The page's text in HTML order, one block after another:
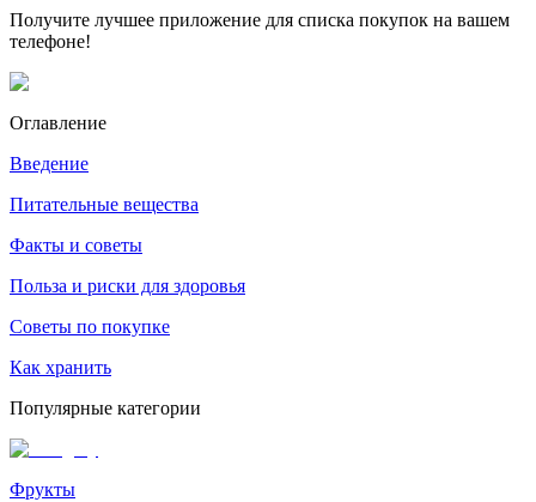
Получите лучшее приложение для списка покупок на вашем
телефоне!
Оглавление
Введение
Питательные вещества
Факты и советы
Польза и риски для здоровья
Советы по покупке
Как хранить
Популярные категории
Фрукты